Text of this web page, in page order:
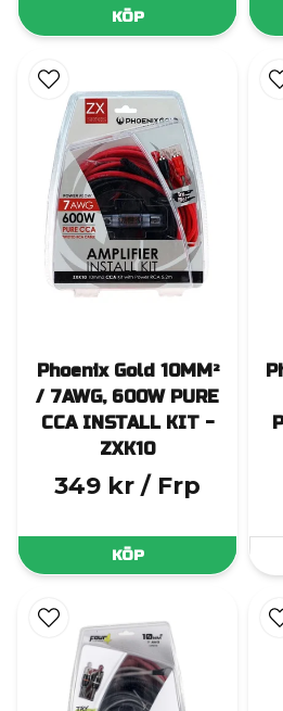
KÖP
Phoenix Gold 10MM²
/ 7AWG, 600W PURE
CCA INSTALL KIT -
ZXK10
349 kr / Frp
KÖP